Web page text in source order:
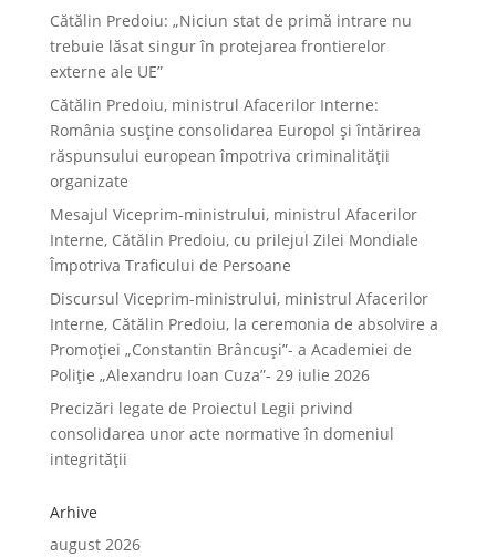
Cătălin Predoiu: „Niciun stat de primă intrare nu
trebuie lăsat singur în protejarea frontierelor
externe ale UE”
Cătălin Predoiu, ministrul Afacerilor Interne:
România susține consolidarea Europol și întărirea
răspunsului european împotriva criminalității
organizate
Mesajul Viceprim-ministrului, ministrul Afacerilor
Interne, Cătălin Predoiu, cu prilejul Zilei Mondiale
Împotriva Traficului de Persoane
Discursul Viceprim-ministrului, ministrul Afacerilor
Interne, Cătălin Predoiu, la ceremonia de absolvire a
Promoției „Constantin Brâncuși”- a Academiei de
Poliție „Alexandru Ioan Cuza”- 29 iulie 2026
Precizări legate de Proiectul Legii privind
consolidarea unor acte normative în domeniul
integrității
Arhive
august 2026